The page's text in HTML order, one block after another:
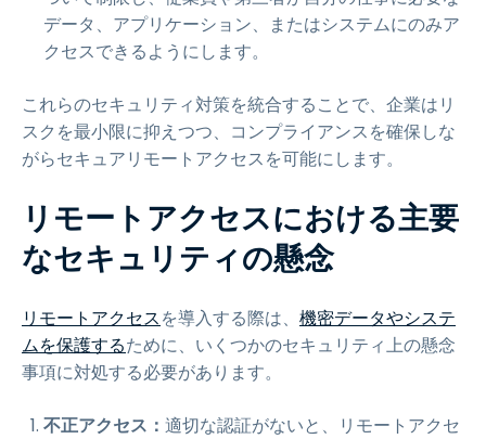
データ、アプリケーション、またはシステムにのみア
クセスできるようにします。
これらのセキュリティ対策を統合することで、企業はリ
スクを最小限に抑えつつ、コンプライアンスを確保しな
がらセキュアリモートアクセスを可能にします。
リモートアクセスにおける主要
なセキュリティの懸念
リモートアクセスを導入する際は、 機密データやシステ
ムを保護するために、いくつかのセキュリティ上の懸念
事項に対処する必要があります。
不正アクセス： 適切な認証がないと、リモートアクセ